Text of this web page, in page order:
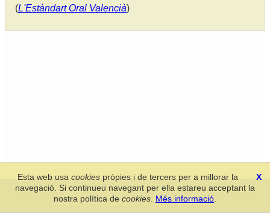
(L'Estàndart Oral Valencià)
Secció de Llengua i Lliteratura Valencianes-Real Acadèmia de
Cultura Valenciana-Política de privacitat
X
Esta web usacookies pròpies i de tercers per a millorar la
navegació. Si continueu navegant per ella estareu acceptant la
nostra política de cookies Més informació